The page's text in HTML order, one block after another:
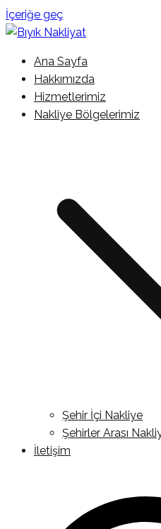
İçeriğe geç
Bıyık Nakliyat
İstanbul Şehir İçi Kamyonet
Ana Sayfa
Hakkımızda
Hizmetlerimiz
Nakliye Bölgelerimiz
Şehir İçi Nakliye
Şehirler Arası
İletişim